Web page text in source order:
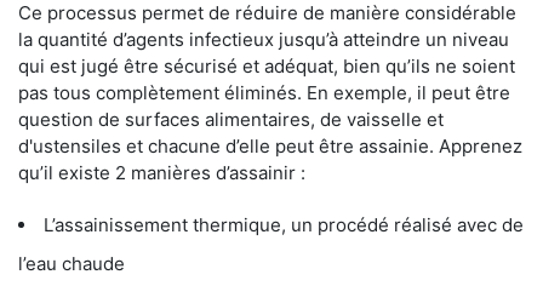
Ce processus permet de réduire de manière considérable
la quantité d’agents infectieux jusqu’à atteindre un niveau
qui est jugé être sécurisé et adéquat, bien qu’ils ne soient
pas tous complètement éliminés. En exemple, il peut être
question de surfaces alimentaires, de vaisselle et
d'ustensiles et chacune d’elle peut être assainie. Apprenez
qu’il existe 2 manières d’assainir :
L’assainissement thermique, un procédé réalisé avec de
l’eau chaude